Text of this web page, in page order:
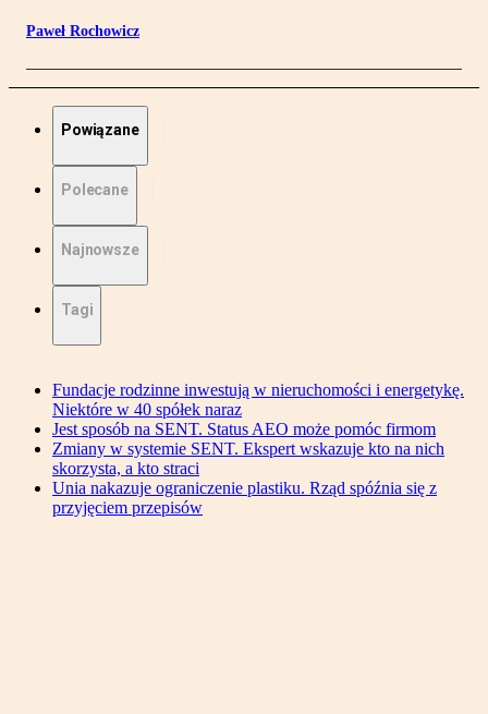
Paweł Rochowicz
Powiązane
Polecane
Najnowsze
Tagi
Fundacje rodzinne inwestują w nieruchomości i energetykę.
Niektóre w 40 spółek naraz
Jest sposób na SENT. Status AEO może pomóc firmom
Zmiany w systemie SENT. Ekspert wskazuje kto na nich
skorzysta, a kto straci
Unia nakazuje ograniczenie plastiku. Rząd spóźnia się z
przyjęciem przepisów